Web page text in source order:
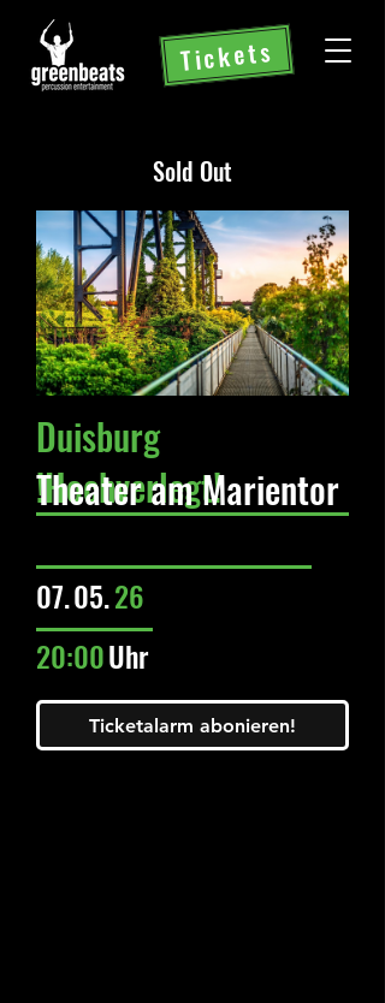
Tickets
Sold Out
Duisburg
!Hochverlegt!
07.05.26
20:00Uhr
Theater am Marientor
Ticketalarm abonieren!